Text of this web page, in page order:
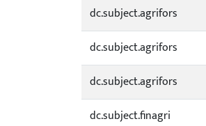
dc.subject.agrifors
dc.subject.agrifors
dc.subject.agrifors
dc.subject.finagri